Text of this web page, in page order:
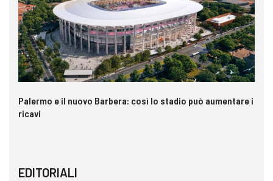
Palermo e il nuovo Barbera: così lo stadio può aumentare i
ricavi
EDITORIALI